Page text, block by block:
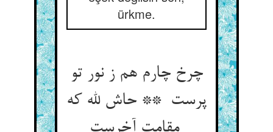
ürkme.
چرخ چارم هم ز نور تو
پرست ** حاش لله که